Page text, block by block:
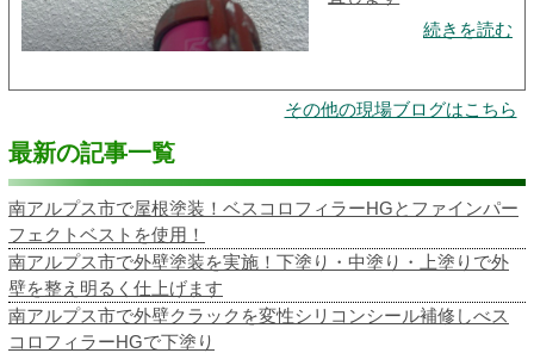
続きを読む
その他の現場ブログはこちら
最新の記事一覧
南アルプス市で屋根塗装！ベスコロフィラーHGとファインパー
フェクトベストを使用！
南アルプス市で外壁塗装を実施！下塗り・中塗り・上塗りで外
壁を整え明るく仕上げます
南アルプス市で外壁クラックを変性シリコンシール補修しべス
コロフィラーHGで下塗り